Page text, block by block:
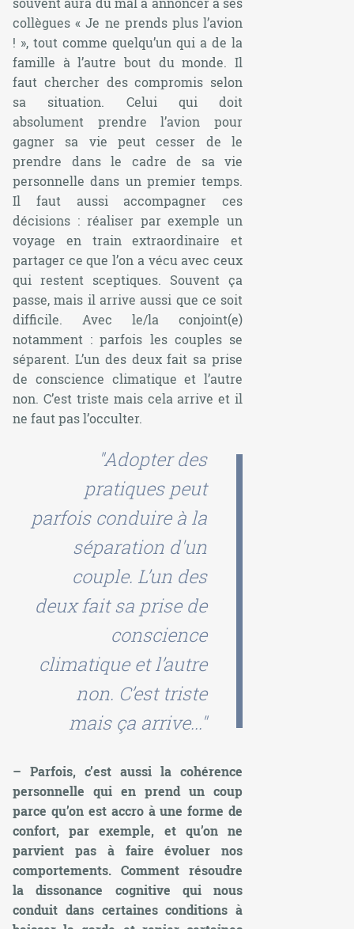
collègues «Je ne prends plus l’avion
! », tout comme quelqu’un qui a de la
famille à l’autre bout du monde. Il
faut chercher des compromis selon
sa situation. Celui qui doit
absolument prendre l’avion pour
gagner sa vie peut cesser de le
prendre dans le cadre de sa vie
personnelle dans un premier temps.
Il faut aussi accompagner ces
décisions : réaliser par exemple un
voyage en train extraordinaire et
partager ce que l’on a vécu avec ceux
qui restent sceptiques. Souvent ça
passe, mais il arrive aussi que ce soit
difficile. Avec le/la conjoint(e)
notamment : parfois les couples se
séparent. L’un des deux fait sa prise
de conscience climatique et l’autre
non. C’est triste mais cela arrive et il
ne faut pas l’occulter.
"Adopter des
pratiques peut
parfois conduire à la
séparation d'un
couple. L’un des
deux fait sa prise de
conscience
climatique et l’autre
non. C’est triste
mais ça arrive..."
– Parfois, c’est aussi la cohérence
personnelle qui en prend un coup
parce qu’on est accro à une forme de
confort, par exemple, et qu’on ne
parvient pas à faire évoluer nos
comportements. Comment résoudre
la dissonance cognitive qui nous
conduit dans certaines conditions à